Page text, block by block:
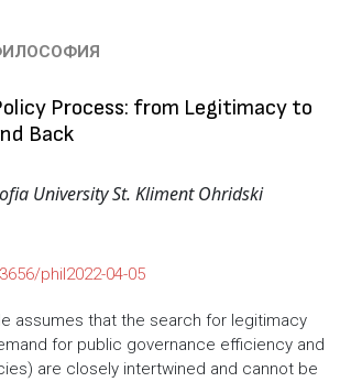
Process: from Legitimacy to
Back
University St. Kliment Ohridski
phil2022-04-05
assumes that the search for legitimacy
for public governance efficiency and
are closely intertwined and cannot be